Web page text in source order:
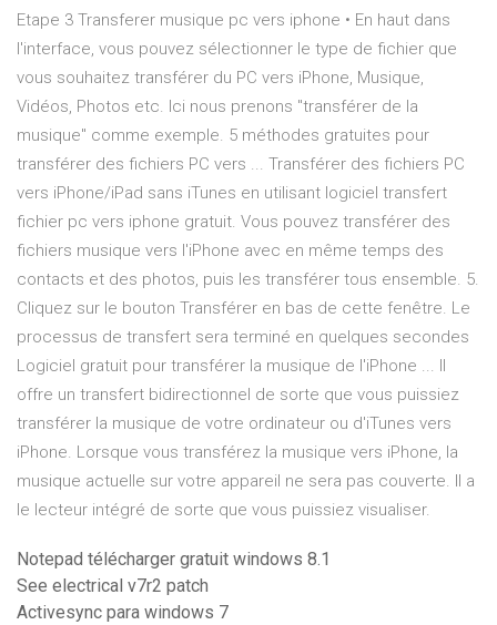
Etape 3 Transferer musique pc vers iphone • En haut dans
l'interface, vous pouvez sélectionner le type de fichier que
vous souhaitez transférer du PC vers iPhone, Musique,
Vidéos, Photos etc. Ici nous prenons "transférer de la
musique" comme exemple. 5 méthodes gratuites pour
transférer des fichiers PC vers ... Transférer des fichiers PC
vers iPhone/iPad sans iTunes en utilisant logiciel transfert
fichier pc vers iphone gratuit. Vous pouvez transférer des
fichiers musique vers l'iPhone avec en même temps des
contacts et des photos, puis les transférer tous ensemble. 5.
Cliquez sur le bouton Transférer en bas de cette fenêtre. Le
processus de transfert sera terminé en quelques secondes
Logiciel gratuit pour transférer la musique de l'iPhone ... Il
offre un transfert bidirectionnel de sorte que vous puissiez
transférer la musique de votre ordinateur ou d'iTunes vers
iPhone. Lorsque vous transférez la musique vers iPhone, la
musique actuelle sur votre appareil ne sera pas couverte. Il a
le lecteur intégré de sorte que vous puissiez visualiser.
Notepad télécharger gratuit windows 8.1
See electrical v7r2 patch
Activesync para windows 7